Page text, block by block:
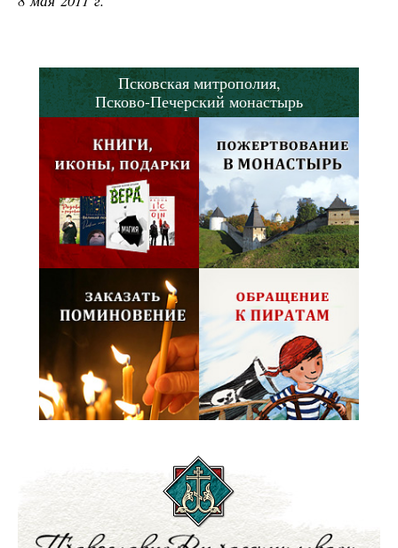
Псковская митрополия,
Псково-Печерский монастырь